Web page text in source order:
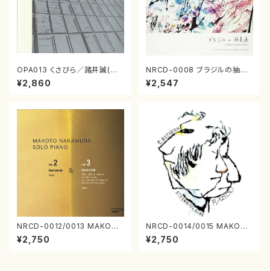
OPA013 くさびら／諸井誠(電
子音楽／CD)
¥2,860
NRCD-0008 ブラジルの抽象
画（ギター, パーカッション／C
D）
¥2,547
NRCD-0012/0013 MAKOTO
NAKAMURA SOLO PIANO v
ol.2, vol.3（ピアノ／CD）
¥2,750
NRCD-0014/0015 MAKOTO
NAKAMURA SOLO PIANO
さんにんひとり（CD）
¥2,750